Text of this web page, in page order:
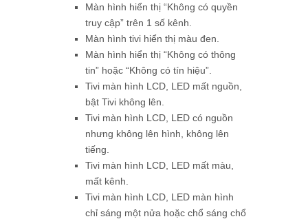
Màn hình hiển thị “Không có quyền
truy cập” trên 1 số kênh.
Màn hình tivi hiển thị màu đen.
Màn hình hiển thị “Không có thông
tin” hoặc “Không có tín hiệu”.
Tivi màn hình LCD, LED mất nguồn,
bật Tivi không lên.
Tivi màn hình LCD, LED có nguồn
nhưng không lên hình, không lên
tiếng.
Tivi màn hình LCD, LED mất màu,
mất kênh.
Tivi màn hình LCD, LED màn hình
chỉ sáng một nửa hoặc chổ sáng chổ